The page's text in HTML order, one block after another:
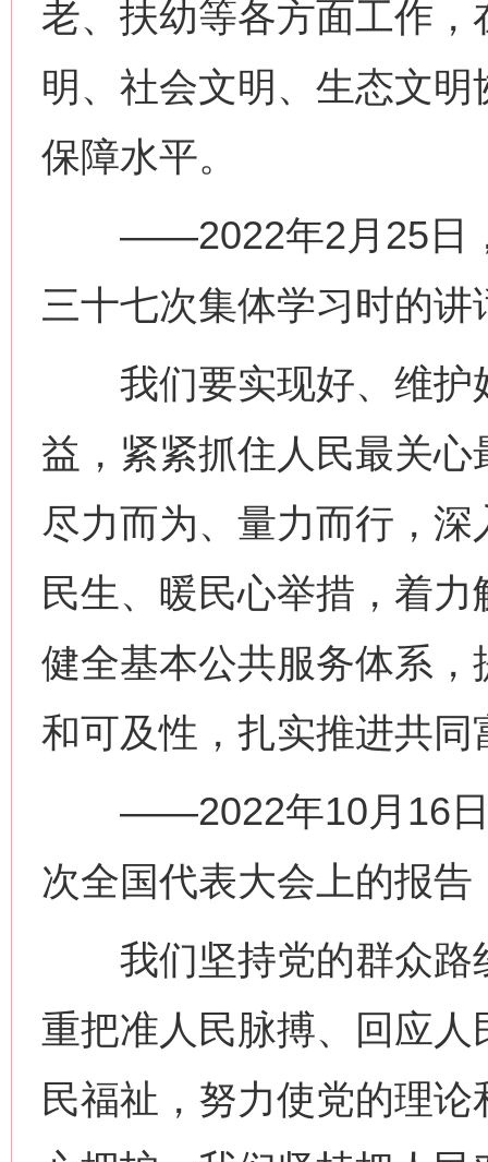
老、扶幼等各方面工作
明、社会文明、生态文
保障水平。
——2022年2月25日，
三十七次集体学习时的讲
我们要实现好、维护
益，紧紧抓住人民最关
尽力而为、量力而行，
民生、暖民心举措，着
健全基本公共服务体系
和可及性，扎实推进共同
——2022年10月16日
次全国代表大会上的报告
我们坚持党的群众路
重把准人民脉搏、回应
民福祉，努力使党的理